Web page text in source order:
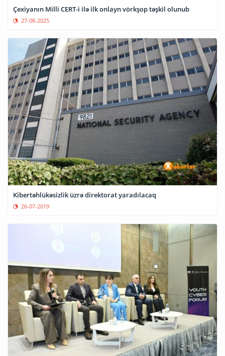
Çexiyanın Milli CERT-i ilə ilk onlayn vörkşop təşkil olunub
27-08-2025
Kibertəhlükəsizlik üzrə direktorat yaradılacaq
26-07-2019